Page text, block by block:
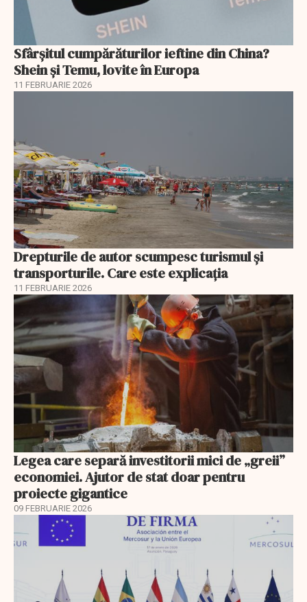
Sfârșitul cumpărăturilor ieftine din China?
Shein și Temu, lovite în Europa
11 FEBRUARIE 2026
Drepturile de autor scumpesc turismul și
transporturile. Care este explicația
11 FEBRUARIE 2026
Legea care separă investitorii mici de „greii”
economiei. Ajutor de stat doar pentru
proiecte gigantice
09 FEBRUARIE 2026